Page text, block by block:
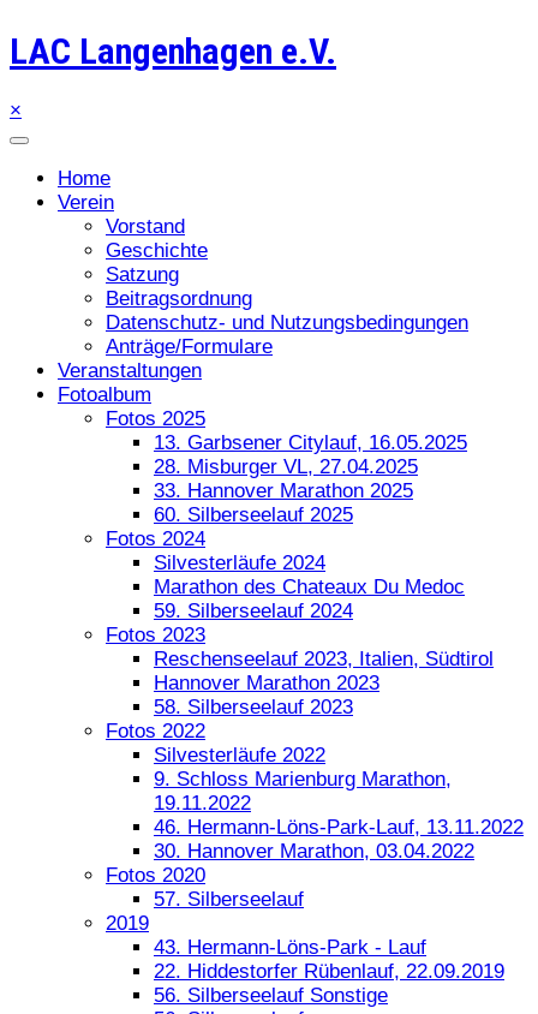
LAC Langenhagen e.V.
×
Home
Verein
Vorstand
Geschichte
Satzung
Beitragsordnung
Datenschutz- und Nutzungsbedingungen
Anträge/Formulare
Veranstaltungen
Fotoalbum
Fotos 2025
13. Garbsener Citylauf, 16.05.2025
28. Misburger VL, 27.04.2025
33. Hannover Marathon 2025
60. Silberseelauf 2025
Fotos 2024
Silvesterläufe 2024
Marathon des Chateaux Du Medoc
59. Silberseelauf 2024
Fotos 2023
Reschenseelauf 2023, Italien, Südtirol
Hannover Marathon 2023
58. Silberseelauf 2023
Fotos 2022
Silvesterläufe 2022
9. Schloss Marienburg Marathon,
19.11.2022
46. Hermann-Löns-Park-Lauf, 13.11.2022
30. Hannover Marathon, 03.04.2022
Fotos 2020
57. Silberseelauf
2019
43. Hermann-Löns-Park - Lauf
22. Hiddestorfer Rübenlauf, 22.09.2019
56. Silberseelauf Sonstige